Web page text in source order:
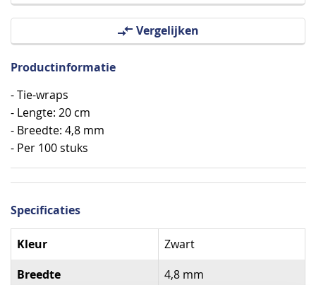
Vergelijken
Productinformatie
- Tie-wraps
- Lengte: 20 cm
- Breedte: 4,8 mm
- Per 100 stuks
Specificaties
Specificaties
Kleur Zwart
Breedte 4,8 mm